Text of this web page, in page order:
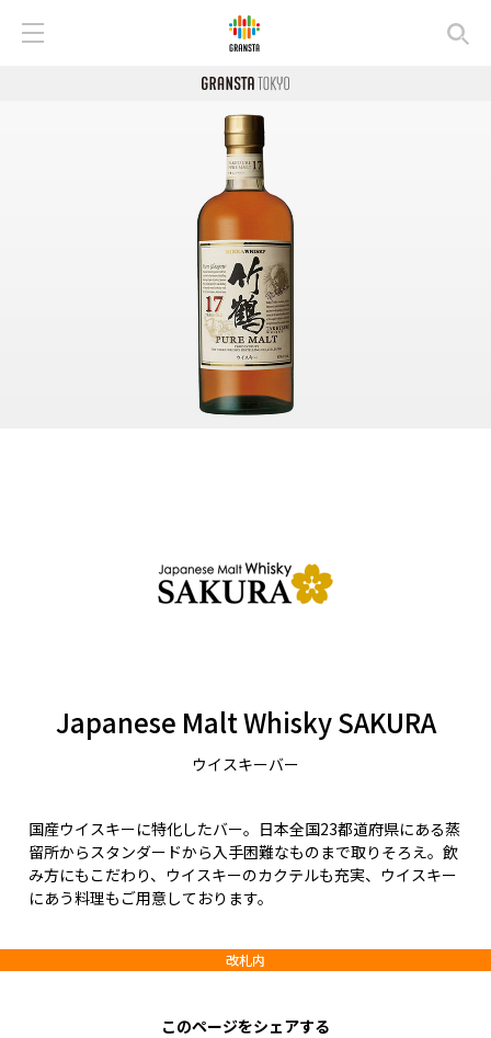
Japanese Malt Whisky SAKURA
ウイスキーバー
国産ウイスキーに特化したバー。日本全国23都道府県にある蒸
留所からスタンダードから入手困難なものまで取りそろえ。飲
み方にもこだわり、ウイスキーのカクテルも充実、ウイスキー
にあう料理もご用意しております。
改札内
このページをシェアする